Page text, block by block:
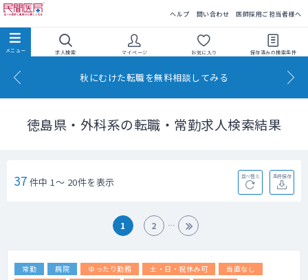
ヘルプ 問い合わせ 医師採用ご担当者様へ
求人検索 マイページ お気に入り 保存済みの検索条件
秋にむけた転職を無料相談してみる
徳島県・外科系の転職・常勤求人検索結果
37 件中 1～ 20件を表示 並べ替え 条件保存
1 2
常勤 病院 ゆったり勤務 土・日・祝休み可
当直なし